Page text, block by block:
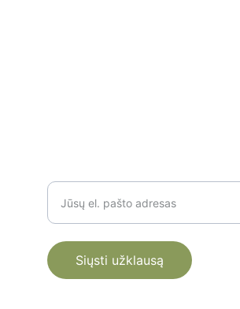
Siųsti užklausą